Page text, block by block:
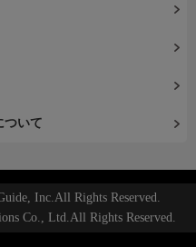
ついて
Inc.All Rights Reserved.
Co., Ltd.All Rights Reserved.